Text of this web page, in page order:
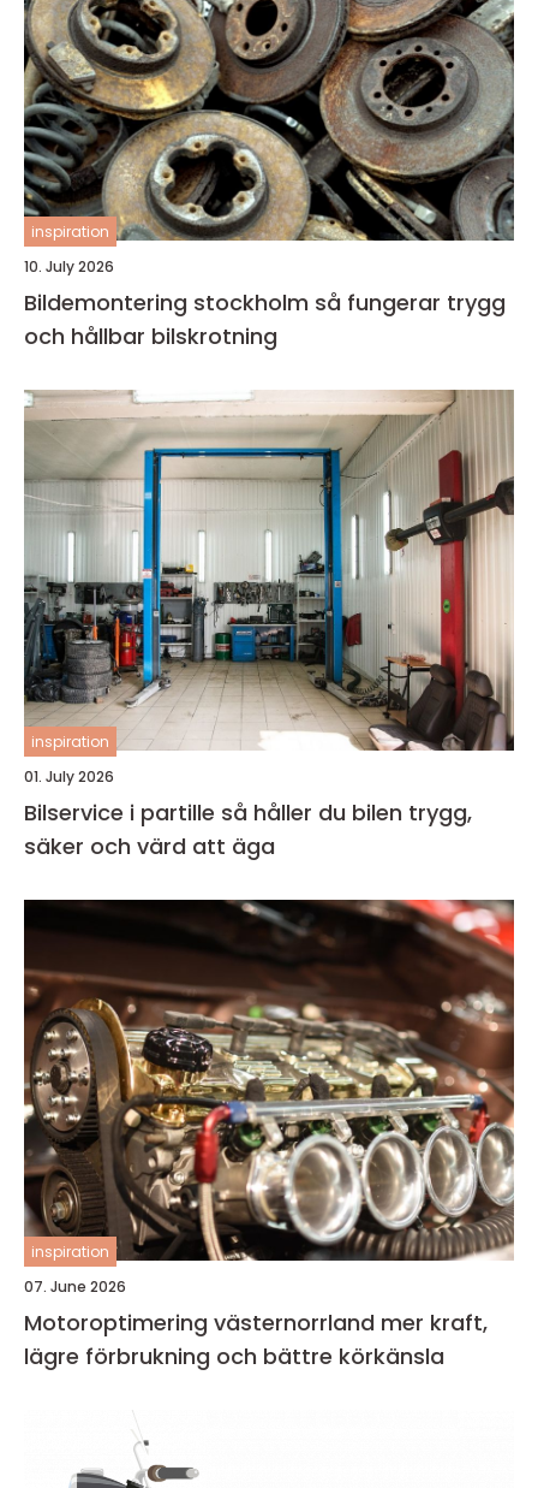
inspiration
10. July 2026
Bildemontering stockholm så fungerar trygg
och hållbar bilskrotning
inspiration
01. July 2026
Bilservice i partille så håller du bilen trygg,
säker och värd att äga
inspiration
07. June 2026
Motoroptimering västernorrland mer kraft,
lägre förbrukning och bättre körkänsla